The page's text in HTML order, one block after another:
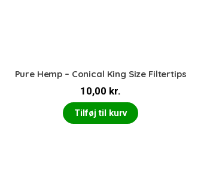
Pure Hemp – Conical King Size Filtertips
10,00 kr.
Tilføj til kurv